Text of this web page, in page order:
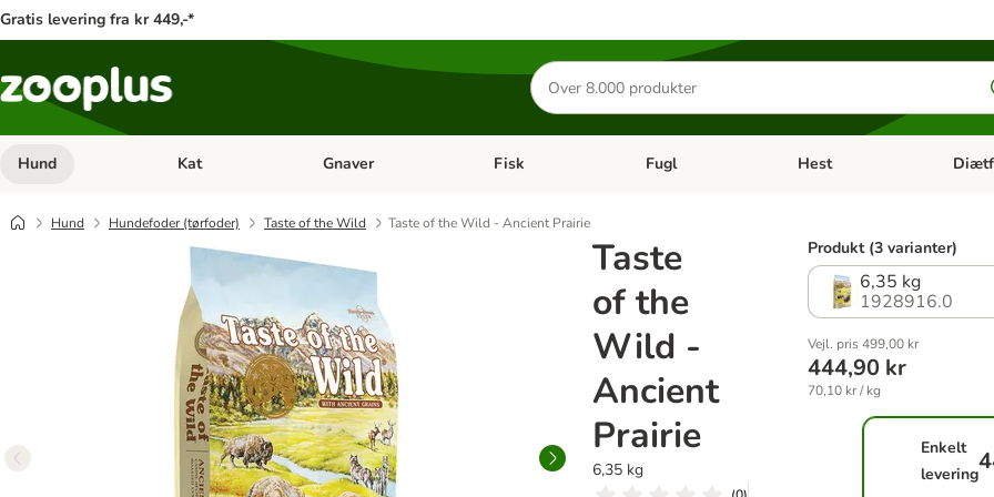
Gratis levering fra kr 449,-*
Søg
efter
produkter
Hund Åben kategori menu: Hund
Kat Åben kategori menu: Kat
Gnaver Åben kategori menu: Gnaver
Fisk Åben kategori menu: Fisk
Fugl Åben kategori menu: Fugl
Hest Åben
Hund Hundefoder (tørfoder) Taste of the Wild Taste of the Wild - Ancient Prairie
Taste
of the
Wild -
Ancient
Prairie
6,35 kg
Produkt (3 varianter)
6,35 kg
1928916.0
Vejl. pris 499,00 kr
444,90 kr
70,10 kr / kg
Enkelt
levering